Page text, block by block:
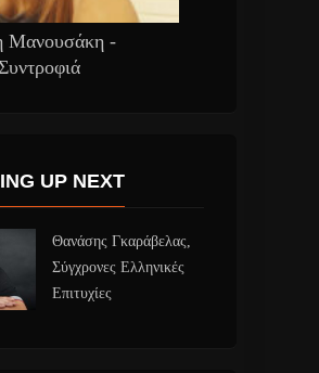
Μανουσάκη -
UP NEXT
Θανάσης Γκαράβελας,
Σύγχρονες Ελληνικές
Επιτυχίες